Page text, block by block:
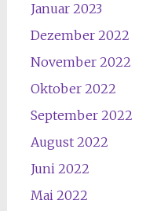
Januar 2023
Dezember 2022
November 2022
Oktober 2022
September 2022
August 2022
Juni 2022
Mai 2022